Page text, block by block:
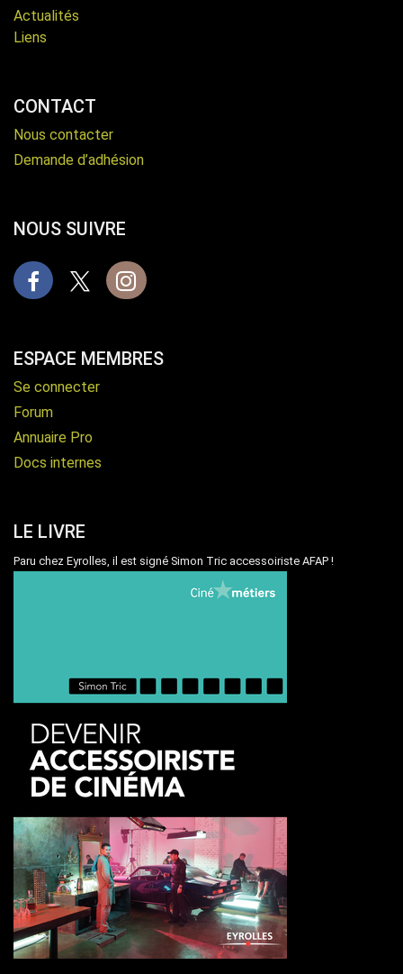
Actualités
Liens
CONTACT
Nous contacter
Demande d’adhésion
NOUS SUIVRE
ESPACE MEMBRES
Se connecter
Forum
Annuaire Pro
Docs internes
LE LIVRE
Paru chez Eyrolles, il est signé Simon Tric accessoiriste AFAP !